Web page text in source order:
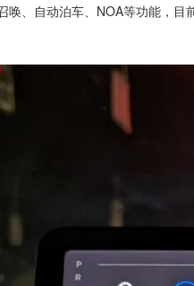
唤、自动泊车、NOA等功能，目